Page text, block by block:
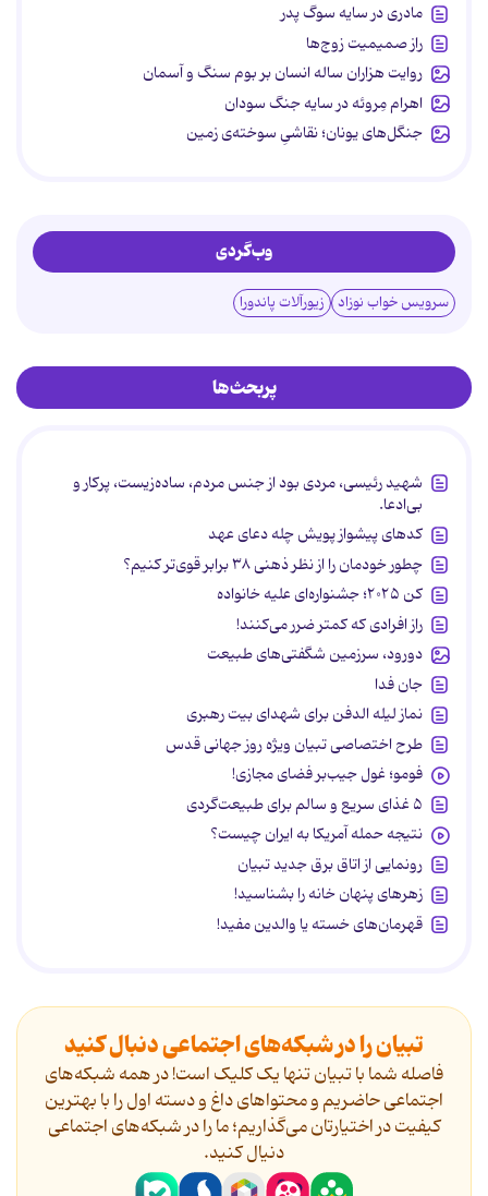
مادری در سایه سوگ پدر
راز صمیمیت زوج‌ها
روایت هزاران ساله انسان بر بوم سنگ و آسمان
اهرام مِروئه در سایه جنگ سودان
جنگل‌های یونان؛ نقاشیِ سوخته‌ی زمین
وب‌گردی
سرویس خواب نوزاد زیورآلات پاندورا
پربحث‌ها
شهید رئیسی، مردی بود از جنس مردم، ساده‌زیست، پرکار و
بی‌ادعا.
کدهای پیشواز پویش چله دعای عهد
چطور خودمان را از نظر ذهنی ۳۸ برابر قوی‌تر کنیم؟
کن ۲۰۲۵؛ جشنواره‌ای علیه خانواده
راز افرادی که کمتر ضرر می‌کنند!
دورود، سرزمین شگفتی‌های طبیعت
جان فدا
نماز لیله الدفن برای شهدای بیت رهبری
طرح اختصاصی تبیان ویژه روز جهانی قدس
فومو؛ غول جیب‌بر فضای مجازی!
۵ غذای سریع و سالم برای طبیعت‌گردی
نتیجه حمله آمریکا به ایران چیست؟
رونمایی از اتاق برق جدید تبیان
زهرهای پنهان خانه را بشناسید!
قهرمان‌های خسته یا والدین مفید!
تبیان را در شبکه‌های اجتماعی دنبال کنید
فاصله شما با تبیان تنها یک کلیک است! در همه شبکه‌های
اجتماعی حاضریم و محتواهای داغ و دسته اول را با بهترین
کیفیت در اختیارتان می‌گذاریم؛ ما را در شبکه‌های اجتماعی
دنیال کنید.